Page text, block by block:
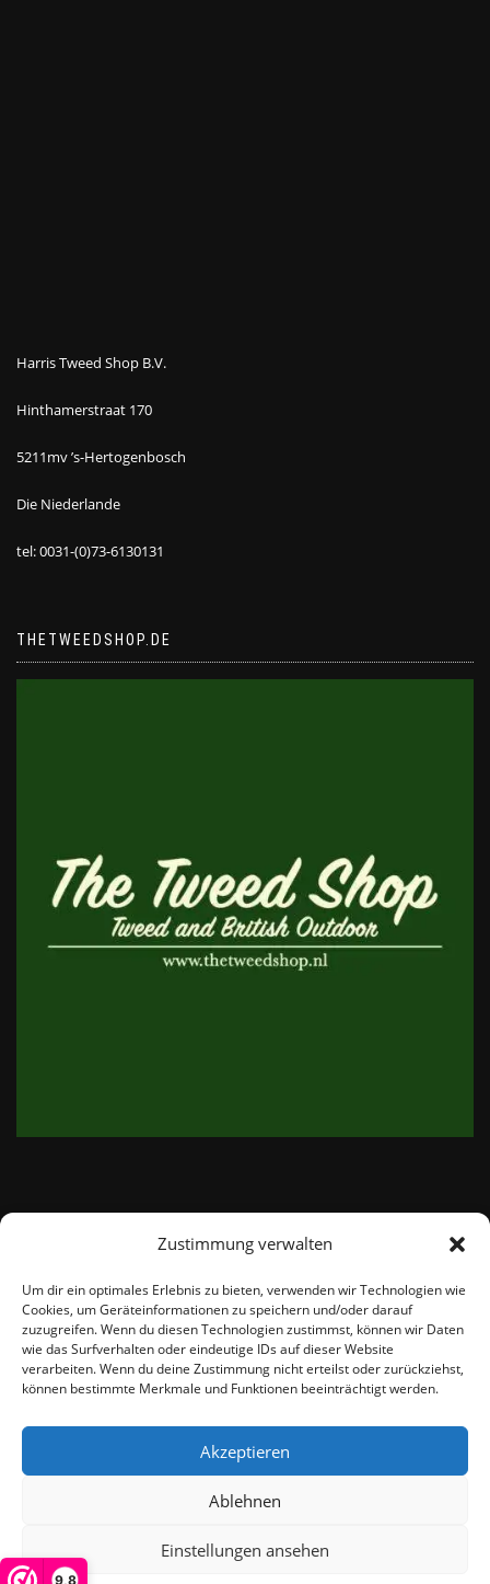
Zustimmung verwalten
Um dir ein optimales Erlebnis zu bieten, verwenden wir Technologien wie
Cookies, um Geräteinformationen zu speichern und/oder darauf
zuzugreifen. Wenn du diesen Technologien zustimmst, können wir Daten
wie das Surfverhalten oder eindeutige IDs auf dieser Website
verarbeiten. Wenn du deine Zustimmung nicht erteilst oder zurückziehst,
können bestimmte Merkmale und Funktionen beeinträchtigt werden.
Akzeptieren
Ablehnen
Einstellungen ansehen
9,8
Harris Tweed Shop B.V.
Hinthamerstraat 170
5211mv ’s-Hertogenbosch
Die Niederlande
tel: 0031-(0)73-6130131
THETWEEDSHOP.DE
email: info@thetweedshop.de
Kvk Nummer: 88959732
MWSnr: NL864836247B01
© THEMEISLE, ALL RIGHTS RESERVED